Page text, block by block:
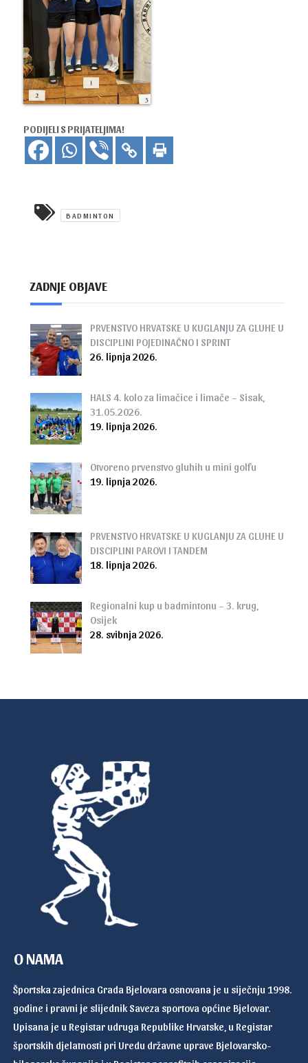
PODIJELI S PRIJATELJIMA!
BADMINTON
ZADNJE OBJAVE
PRVENSTVO HRVATSKE U KUGLANJU ZA GLUHE U
DISCIPLINI POJEDINAČNO I SPRINT
26. lipnja 2026.
HALS 4. kolo za limačice i limače – Sisak,
31.05.2026.
19. lipnja 2026.
Otvoreno prvenstvo gluhih u mini golfu
19. lipnja 2026.
PRVENSTVO HRVATSKE U KUGLANJU ZA GLUHE U
DISCIPLINI PAROVI I TANDEM
18. lipnja 2026.
Regionalni kup u badmintonu – 3. krug,
Osijek
28. svibnja 2026.
O NAMA
Športska zajednica Grada Bjelovara osnovana je u siječnju 1998.
godine i pravni je slijednik Saveza sportova općine Bjelovar.
Upisana je u Registar udruga Republike Hrvatske, u Registar
športskih djelatnosti pri Uredu državne uprave Bjelovarsko-